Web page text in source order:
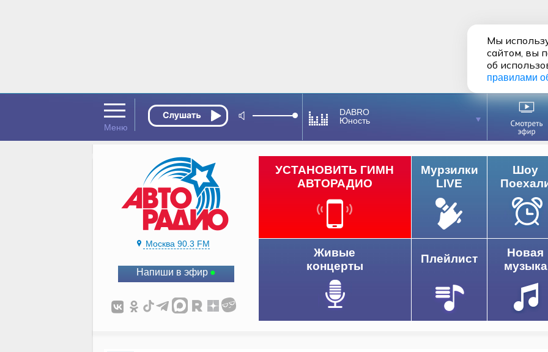
DABRO
Юность
Москва 90.3 FM
Напиши в эфир
УСТАНОВИТЬ ГИМН
АВТОРАДИО
Мурзилки
LIVE
Шоу
Живые
концерты
Плейлист
Новая
музыка
Мы
сайтом, вы
об
правилами